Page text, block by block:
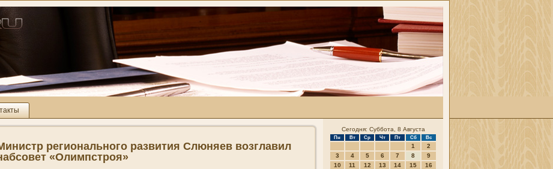
регионального развития Слюняев возглавил
«Олимпстроя»
Сегодня: Суббота, 8 Августа
Пн Вт Ср Чт Пт Сб Вс
1
2
3
4 5 6 7 8
9
10
11 12 13 14 15
16